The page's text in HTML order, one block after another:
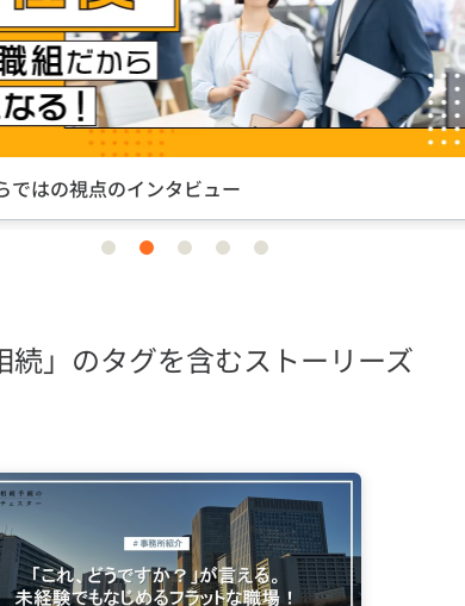
ではの視点のインタビュー
item item item item item
続」のタグを含むストーリーズ